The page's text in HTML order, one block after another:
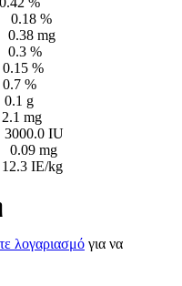
%
mg
%
%
%
g
mg
IU
mg
IE/kg
λογαριασμό για να